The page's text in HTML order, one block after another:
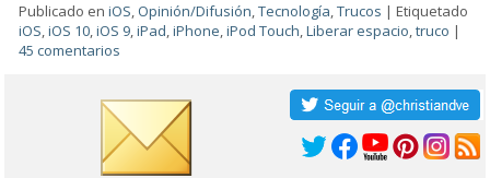
Publicado en iOS, Opinión/Difusión,Tecnología,Trucos |Etiquetado
iOS,iOS 10,iOS 9,iPad,iPhone,iPod Touch,Liberar espacio,truco |
45 comentarios